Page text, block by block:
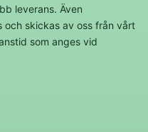
leverans. Även
och skickas av oss från vårt
som anges vid